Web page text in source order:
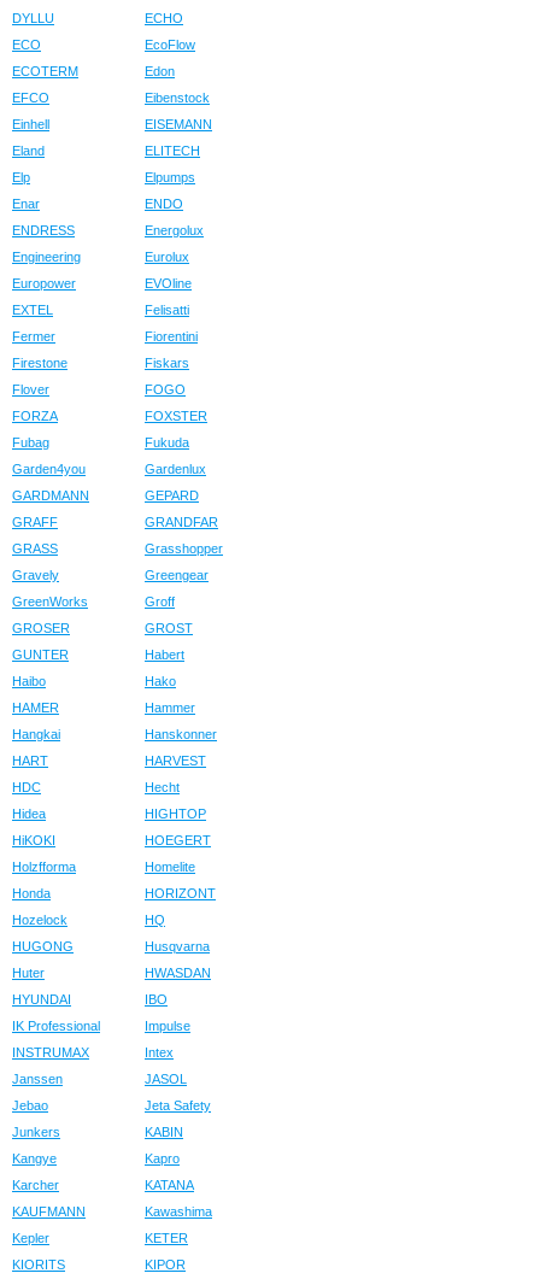
DYLLU
ECHO
ECO
EcoFlow
ECOTERM
Edon
EFCO
Eibenstock
Einhell
EISEMANN
Eland
ELITECH
Elp
Elpumps
Enar
ENDO
ENDRESS
Energolux
Engineering
Eurolux
Europower
EVOline
EXTEL
Felisatti
Fermer
Fiorentini
Firestone
Fiskars
Flover
FOGO
FORZA
FOXSTER
Fubag
Fukuda
Garden4you
Gardenlux
GARDMANN
GEPARD
GRAFF
GRANDFAR
GRASS
Grasshopper
Gravely
Greengear
GreenWorks
Groff
GROSER
GROST
GUNTER
Habert
Haibo
Hako
HAMER
Hammer
Hangkai
Hanskonner
HART
HARVEST
HDC
Hecht
Hidea
HIGHTOP
HiKOKI
HOEGERT
Holzfforma
Homelite
Honda
HORIZONT
Hozelock
HQ
HUGONG
Husqvarna
Huter
HWASDAN
HYUNDAI
IBO
IK Professional
Impulse
INSTRUMAX
Intex
Janssen
JASOL
Jebao
Jeta Safety
Junkers
KABIN
Kangye
Kapro
Karcher
KATANA
KAUFMANN
Kawashima
Kepler
KETER
KIORITS
KIPOR